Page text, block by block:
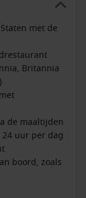
met de
Britannia
de maaltijden
uur per dag
boord, zoals